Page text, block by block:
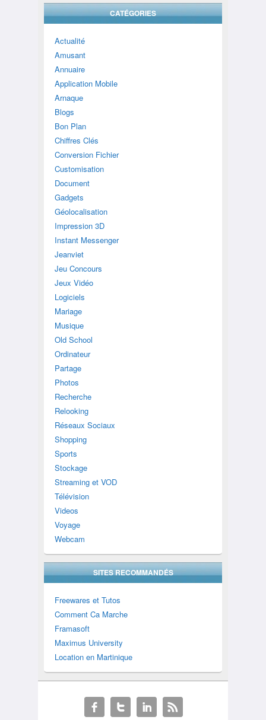
CATÉGORIES
Actualité
Amusant
Annuaire
Application Mobile
Arnaque
Blogs
Bon Plan
Chiffres Clés
Conversion Fichier
Customisation
Document
Gadgets
Géolocalisation
Impression 3D
Instant Messenger
Jeanviet
Jeu Concours
Jeux Vidéo
Logiciels
Mariage
Musique
Old School
Ordinateur
Partage
Photos
Recherche
Relooking
Réseaux Sociaux
Shopping
Sports
Stockage
Streaming et VOD
Télévision
Videos
Voyage
Webcam
SITES RECOMMANDÉS
Freewares et Tutos
Comment Ca Marche
Framasoft
Maximus University
Location en Martinique